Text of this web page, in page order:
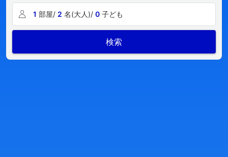
1 部屋/ 2 名(大人)/ 0 子ども
検索